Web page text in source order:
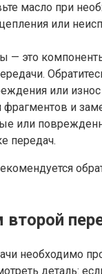
масло при
или
— это
или
и
или
передач.
необходимо
деталь: